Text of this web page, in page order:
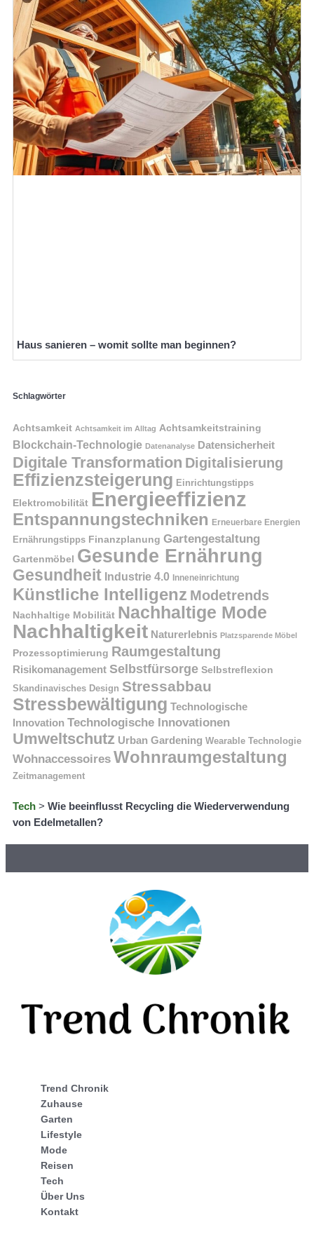
Haus sanieren – womit sollte man beginnen?
Schlagwörter
Achtsamkeit Achtsamkeit im Alltag Achtsamkeitstraining
Blockchain-Technologie Datenanalyse Datensicherheit
Digitale Transformation Digitalisierung
Effizienzsteigerung Einrichtungstipps
Elektromobilität Energieeffizienz
Entspannungstechniken Erneuerbare Energien
Ernährungstipps Finanzplanung Gartengestaltung
Gartenmöbel Gesunde Ernährung
Gesundheit Industrie 4.0 Inneneinrichtung
Künstliche Intelligenz Modetrends
Nachhaltige Mobilität Nachhaltige Mode
Nachhaltigkeit Naturerlebnis Platzsparende Möbel
Prozessoptimierung Raumgestaltung
Risikomanagement Selbstfürsorge Selbstreflexion
Skandinavisches Design Stressabbau
Stressbewältigung Technologische
Innovation Technologische Innovationen
Umweltschutz Urban Gardening Wearable Technologie
Wohnaccessoires Wohnraumgestaltung
Zeitmanagement
Tech > Wie beeinflusst Recycling die Wiederverwendung
von Edelmetallen?
Trend Chronik
Zuhause
Garten
Lifestyle
Mode
Reisen
Tech
Über Uns
Kontakt